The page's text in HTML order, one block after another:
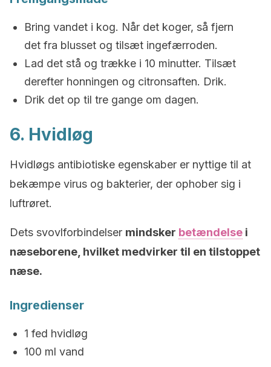
Bring vandet i kog. Når det koger, så fjern
det fra blusset og tilsæt ingefærroden.
Lad det stå og trække i 10 minutter. Tilsæt
derefter honningen og citronsaften. Drik.
Drik det op til tre gange om dagen.
6. Hvidløg
Hvidløgs antibiotiske egenskaber er nyttige til at
bekæmpe virus og bakterier, der ophober sig i
luftrøret.
Dets svovlforbindelser mindsker betændelse i
næseborene, hvilket medvirker til en tilstoppet
næse.
Ingredienser
1 fed hvidløg
100 ml vand